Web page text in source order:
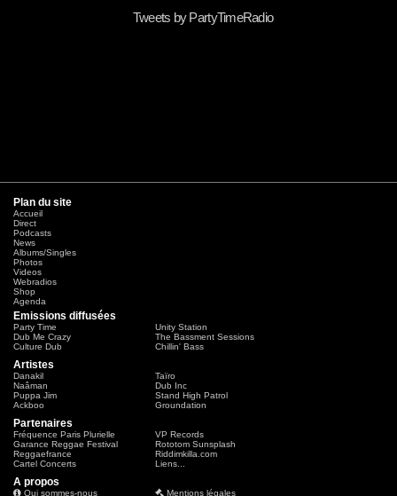
Tweets by PartyTimeRadio
Plan du site
Accueil
Direct
Podcasts
News
Albums/Singles
Photos
Videos
Webradios
Shop
Agenda
Emissions diffusées
Party Time
Unity Station
Dub Me Crazy
The Bassment Sessions
Culture Dub
Chillin' Bass
Artistes
Danakil
Taïro
Naâman
Dub Inc
Puppa Jim
Stand High Patrol
Ackboo
Groundation
Partenaires
Fréquence Paris Plurielle
VP Records
Garance Reggae Festival
Rototom Sunsplash
Reggaefrance
Riddimkilla.com
Cartel Concerts
Liens...
A propos
Qui sommes-nous Mentions légales